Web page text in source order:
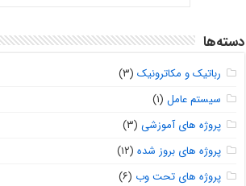
دسته‌ها
رباتیک و مکاترونیک (۳)
سیستم عامل (۱)
پروژه های آموزشی (۳)
پروژه های بروز شده (۱۲)
پروژه های تحت وب (۶)